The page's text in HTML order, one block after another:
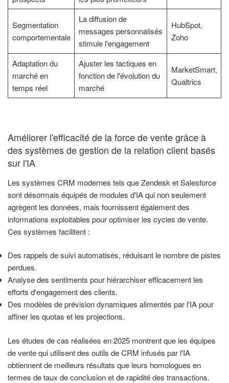
Segmentation
comportementale
La diffusion de
messages personnalisés
stimule l'engagement
HubSpot,
Zoho
Adaptation du
marché en
temps réel
Ajuster les tactiques en
fonction de l'évolution du
marché
MarketSmart,
Qualtrics
Améliorer l'efficacité de la force de vente grâce à
des systèmes de gestion de la relation client basés
sur l'IA
Les systèmes CRM modernes tels que Zendesk et Salesforce
sont désormais équipés de modules d'IA qui non seulement
agrègent les données, mais fournissent également des
informations exploitables pour optimiser les cycles de vente.
Ces systèmes facilitent :
Des rappels de suivi automatisés, réduisant le nombre de pistes
perdues.
Analyse des sentiments pour hiérarchiser efficacement les
efforts d'engagement des clients.
Des modèles de prévision dynamiques alimentés par l'IA pour
affiner les quotas et les projections.
Les études de cas réalisées en 2025 montrent que les équipes
de vente qui utilisent des outils de CRM infusés par l'IA
obtiennent de meilleurs résultats que leurs homologues en
termes de taux de conclusion et de rapidité des transactions.